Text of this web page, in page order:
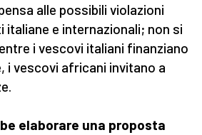
alle possibili violazioni
italiane e internazionali; non si
i vescovi italiani finanziano
i vescovi africani invitano a
elaborare una proposta